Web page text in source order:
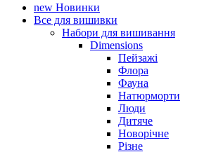
new Новинки
Все для вишивки
Набори для вишивання
Dimensions
Пейзажі
Флора
Фауна
Натюрморти
Люди
Дитяче
Новорічне
Різне